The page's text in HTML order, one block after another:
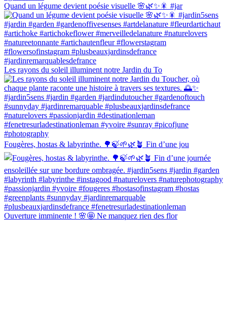
Quand un légume devient poésie visuelle 🌸🌿✨🎇 #jar
Les rayons du soleil illuminent notre Jardin du To
Fougères, hostas & labyrinthe. 🌳🍃🌱🌿🪴 Fin d’une jou
Ouverture imminente ! 🌸🤩 Ne manquez rien des flor